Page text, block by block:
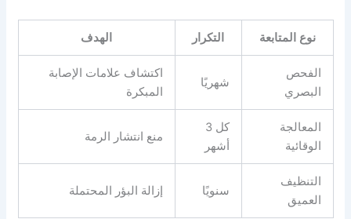
نوع المتابعة التكرار الهدف
الفحص
البصري
شهريًا
اكتشاف علامات الإصابة
المبكرة
المعالجة
الوقائية
كل 3
أشهر
منع انتشار الرمة
التنظيف
العميق
سنويًا إزالة البؤر المحتملة